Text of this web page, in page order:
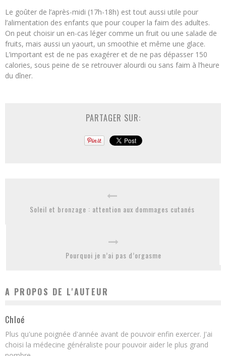
Le goûter de l’après-midi (17h-18h) est tout aussi utile pour
l’alimentation des enfants que pour couper la faim des adultes.
On peut choisir un en-cas léger comme un fruit ou une salade de
fruits, mais aussi un yaourt, un smoothie et même une glace.
L’important est de ne pas exagérer et de ne pas dépasser 150
calories, sous peine de se retrouver alourdi ou sans faim à l’heure
du dîner.
PARTAGER SUR:
Soleil et bronzage : attention aux dommages cutanés
Pourquoi je n’ai pas d’orgasme
A PROPOS DE L'AUTEUR
Chloé
Plus qu'une poignée d'année avant de pouvoir enfin exercer. J'ai
choisi la médecine généraliste pour pouvoir aider le plus grand